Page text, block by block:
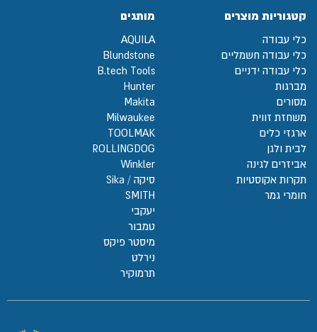
קטגוריות מוצרים
כלי עבודה
כלי עבודה חשמליים
כלי עבודה ידניים
מברגות
מסורים
משחזת זווית
ארגזי כלים
לבית ולגן
אביזרים לגינה
תקרות אקוסטיות
חומרי גמר
מותגים
AQUILA
Blundstone
B.tech Tools
Hunter
Makita
Milwaukee
TOOLMAK
ROLLINGDOG
Winkler
סיקה / Sika
SMITH
יעקבי
טמבור
מיסטר פיקס
נירלט
תרמוקיר